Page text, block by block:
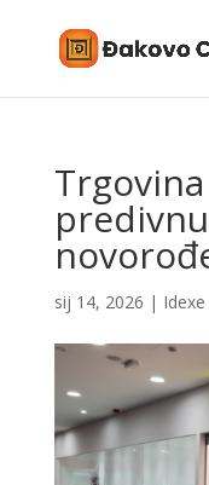
sij 14, 2026 | Idexe